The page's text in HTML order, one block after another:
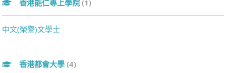
香港能仁專上學院 (1)
中文(榮譽)文學士
香港都會大學 (4)